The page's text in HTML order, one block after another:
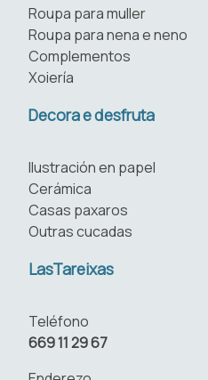
Roupa para muller
Roupa para nena e neno
Complementos
Xoiería
Decora e desfruta
Ilustración en papel
Cerámica
Casas paxaros
Outras cucadas
LasTareixas
Teléfono
669 11 29 67